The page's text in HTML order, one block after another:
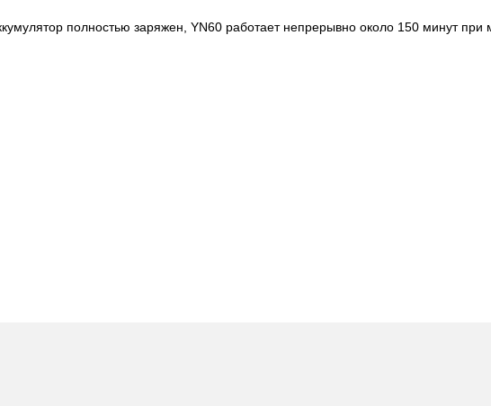
полностью заряжен, YN60 работает непрерывно около 150 минут при